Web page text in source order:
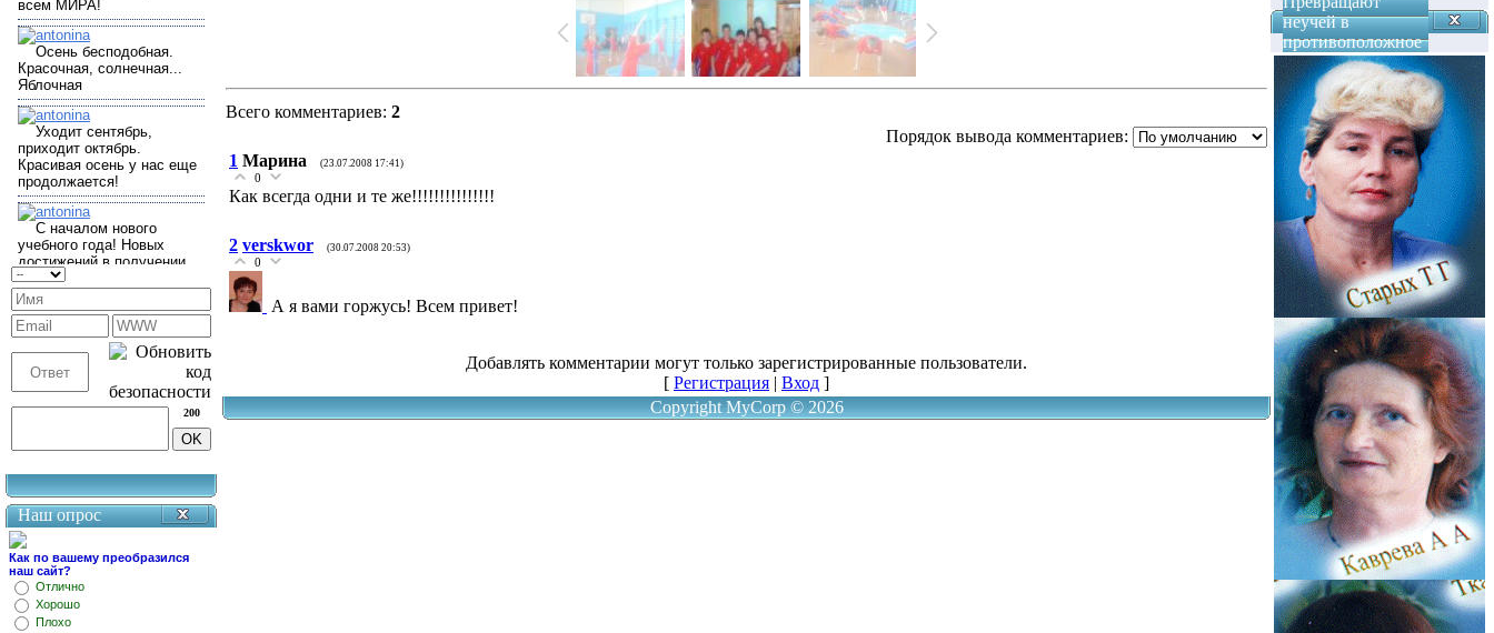
200
Наш опрос
Как по вашему преобразился
наш сайт?
Отлично
Хорошо
Плохо
Всего комментариев: 2
Порядок вывода комментариев:
1 Марина (23.07.2008 17:41)
0
Как всегда одни и те же!!!!!!!!!!!!!!!
2 verskwor (30.07.2008 20:53)
0
А я вами горжусь! Всем привет!
Добавлять комментарии могут только зарегистрированные пользователи.
[ Регистрация | Вход ]
Copyright MyCorp © 2026
неучей в
противоположное